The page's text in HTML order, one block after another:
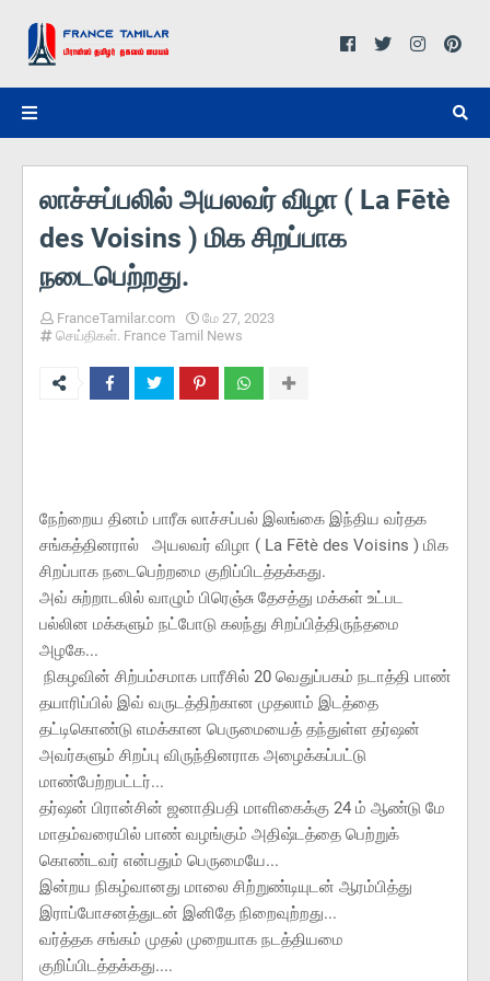
லாச்சப்பலில் அயலவர் விழா ( La Fētè
des Voisins ) மிக சிறப்பாக
நடைபெற்றது.
FranceTamilar.com
மே 27, 2023
செய்திகள். France Tamil News
நேற்றைய தினம் பாரீசு லாச்சப்பல் இலங்கை இந்திய வர்தக
சங்கத்தினரால் அயலவர் விழா ( La Fētè des Voisins ) மிக
சிறப்பாக நடைபெற்றமை குறிப்பிடத்தக்கது.
அவ் சுற்றாடலில் வாழும் பிரெஞ்சு தேசத்து மக்கள் உட்பட
பல்லின மக்களும் நட்போடு கலந்து சிறப்பித்திருந்தமை
அழகே...
நிகழவின் சிற்பம்சமாக பாரீசில் 20 வெதுப்பகம் நடாத்தி பாண்
தயாரிப்பில் இவ் வருடத்திற்கான முதலாம் இடத்தை
தட்டிகொண்டு எமக்கான பெருமையைத் தந்துள்ள தர்ஷன்
அவர்களும் சிறப்பு விருந்தினராக அழைக்கப்பட்டு
மாண்பேற்றபட்டர்...
தர்ஷன் பிரான்சின் ஜனாதிபதி மாளிகைக்கு 24 ம் ஆண்டு மே
மாதம்வரையில் பாண் வழங்கும் அதிஷ்டத்தை பெற்றுக்
கொண்டவர் என்பதும் பெருமையே...
இன்றய நிகழ்வானது மாலை சிற்றுண்டியுடன் ஆரம்பித்து
இராப்போசனத்துடன் இனிதே நிறைவுற்றது...
வர்த்தக சங்கம் முதல் முறையாக நடத்தியமை
குறிப்பிடத்தக்கது....